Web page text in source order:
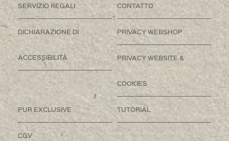
SERVIZIO REGALI CONTATTO
DICHIARAZIONE DI
ACCESSIBILITÀ
PRIVACY WEBSHOP
PRIVACY WEBSITE &
COOKIES
PUR EXCLUSIVE TUTORIAL
CGV